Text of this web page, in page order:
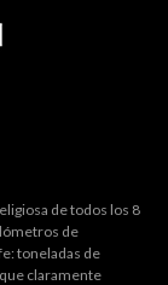
de todos los 8
de
toneladas de
claramente